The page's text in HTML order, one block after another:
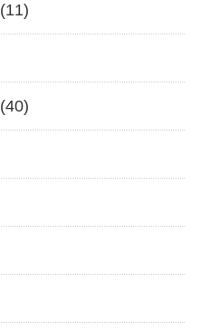
(11)
(40)